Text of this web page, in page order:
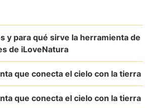
y para qué sirve la herramienta de
de iLoveNatura
que conecta el cielo con la tierra
que conecta el cielo con la tierra